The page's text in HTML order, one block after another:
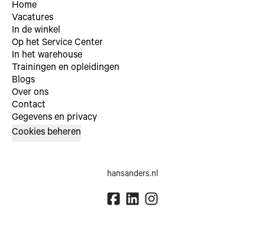
Home
Vacatures
In de winkel
Op het Service Center
In het warehouse
Trainingen en opleidingen
Blogs
Over ons
Contact
Gegevens en privacy
Cookies beheren
hansanders.nl